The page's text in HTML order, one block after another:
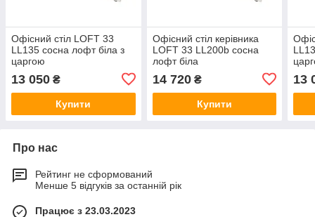
Офісний стіл LOFT 33
LL135 сосна лофт біла з
царгою
13 050 ₴
Купити
Офісний стіл керівника
LOFT 33 LL200b сосна
лофт біла
14 720₴
Купити
13
Про нас
Рейтинг не сформований
Менше 5 відгуків за останній рік
Працює з 23.03.2023